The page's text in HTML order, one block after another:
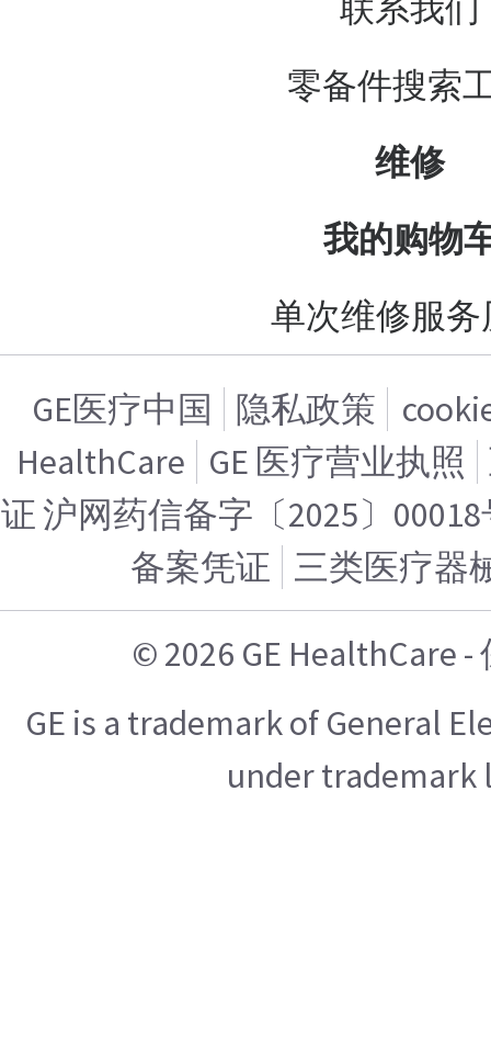
零备件搜索
维修
我的购物
单次维修服务
GE医疗中国 隐私政策
HealthCare GE 医疗营业执照
证 沪网药信备字〔2025〕
备案凭证 三类医疗器
© 2026 GE HealthCare
GE is a trademark of General
under trademark